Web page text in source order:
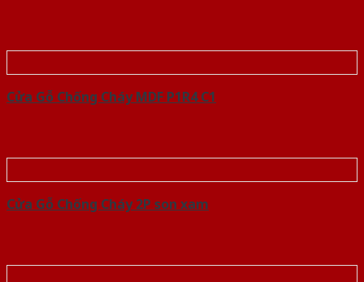
Cửa Gỗ Chống Cháy MDF P1R4 C1
Cửa Gỗ Chống Cháy 2P son xam